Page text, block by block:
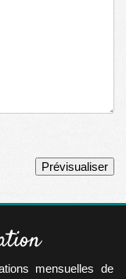
mensuelles de